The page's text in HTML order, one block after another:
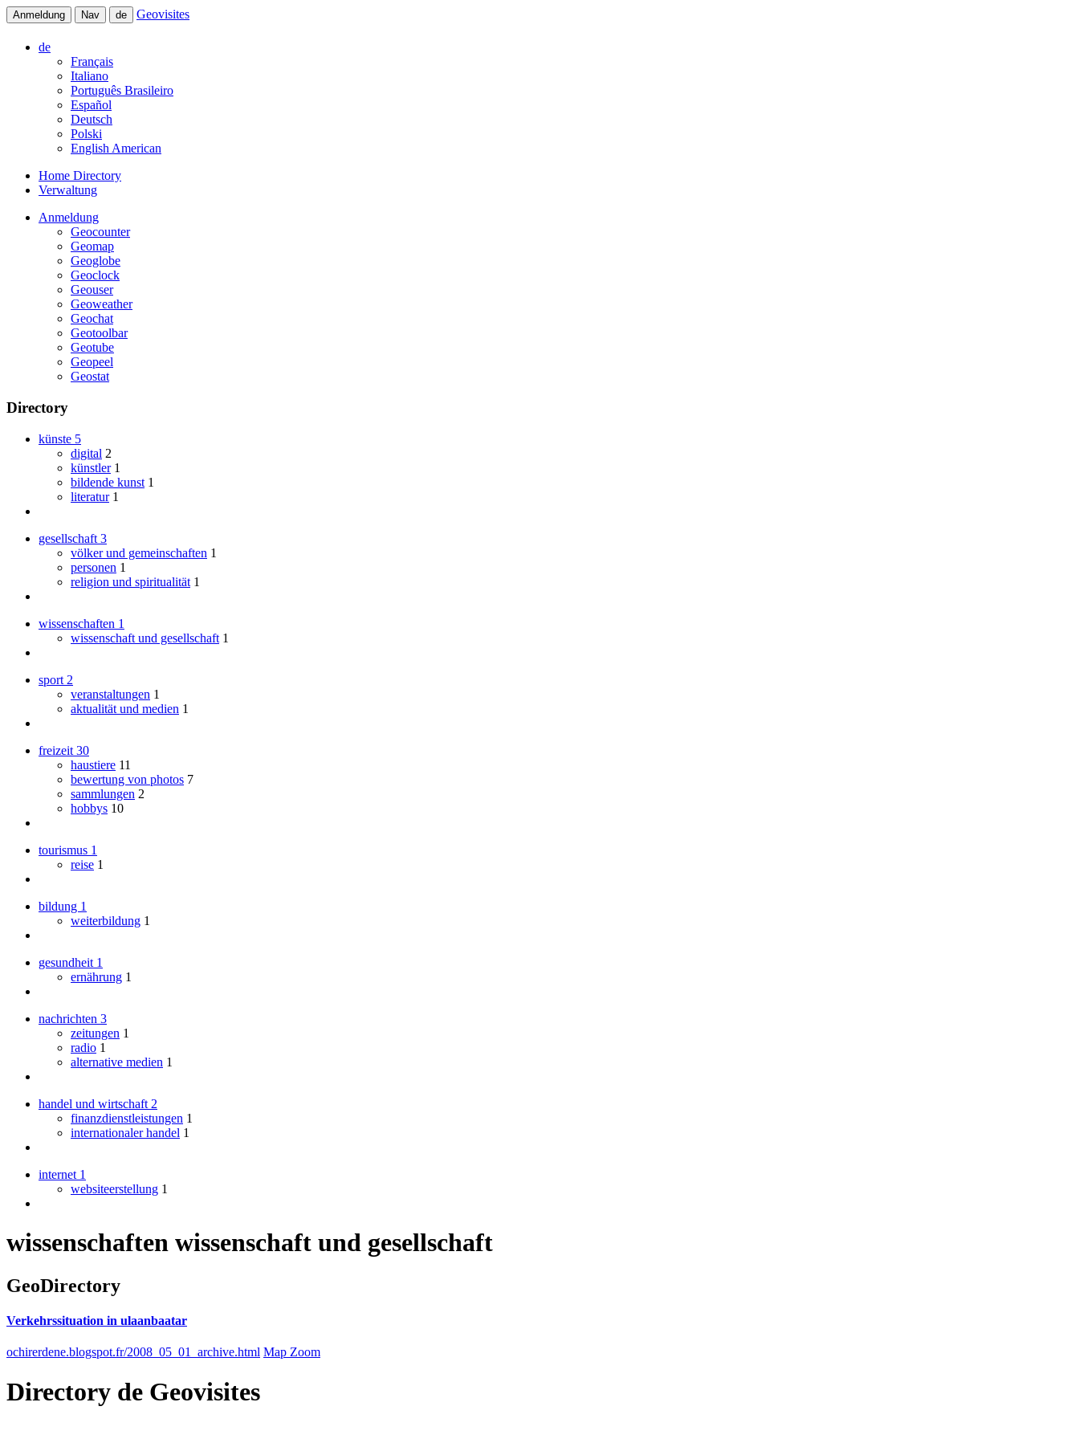
Anmeldung Nav de Geovisites
de
Français
Italiano
Português Brasileiro
Español
Deutsch
Polski
English American
Home Directory
Verwaltung
Anmeldung
Geocounter
Geomap
Geoglobe
Geoclock
Geouser
Geoweather
Geochat
Geotoolbar
Geotube
Geopeel
Geostat
Directory
künste 5
digital 2
künstler 1
bildende kunst 1
literatur 1
gesellschaft 3
völker und gemeinschaften 1
personen 1
religion und spiritualität 1
wissenschaften 1
wissenschaft und gesellschaft 1
sport 2
veranstaltungen 1
aktualität und medien 1
freizeit 30
haustiere 11
bewertung von photos 7
sammlungen 2
hobbys 10
tourismus 1
reise 1
bildung 1
weiterbildung 1
gesundheit 1
ernährung 1
nachrichten 3
zeitungen 1
radio 1
alternative medien 1
handel und wirtschaft 2
finanzdienstleistungen 1
internationaler handel 1
internet 1
websiteerstellung 1
wissenschaften wissenschaft und gesellschaft
GeoDirectory
Verkehrssituation in ulaanbaatar
ochirerdene.blogspot.fr/2008_05_01_archive.html Map Zoom
Directory de Geovisites